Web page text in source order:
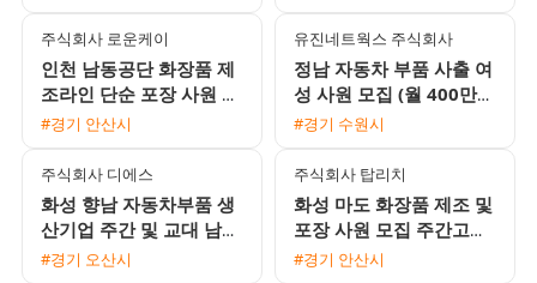
주식회사 로운케이
인천 남동공단 화장품 제
조라인 단순 포장 사원 모
집 초보환영 주간고정 일
#경기 안산시
유진네트웍스 주식회사
정남 자동차 부품 사출 여
성 사원 모집 (월 400만원
이상 / 병점 통근버스 운
#경기 수원시
주식회사 디에스
화성 향남 자동차부품 생
산기업 주간 및 교대 남녀
사원 모집 통근버스 및 유
#경기 오산시
주식회사 탑리치
화성 마도 화장품 제조 및
포장 사원 모집 주간고정
통근버스 운행
#경기 안산시